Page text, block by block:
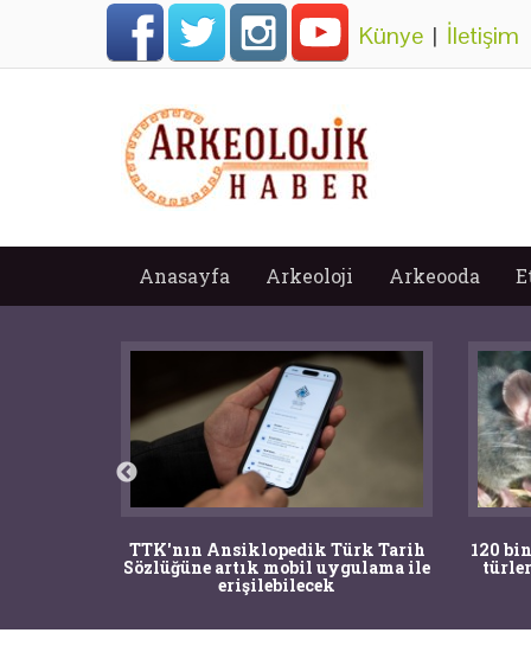
Künye | İletişim
Anasayfa Arkeoloji Arkeooda
TTK'nın Ansiklopedik Türk Tarih
Sözlüğüne artık mobil uygulama ile
erişilebilecek
120